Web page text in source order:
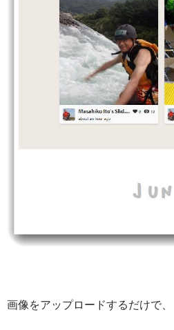
画像をアップロードするだけで、